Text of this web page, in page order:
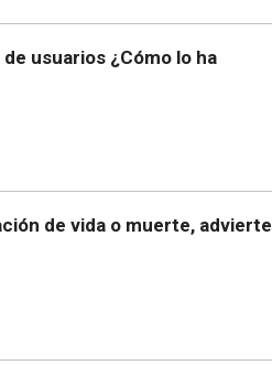
usuarios ¿Cómo lo ha
de vida o muerte, advierte